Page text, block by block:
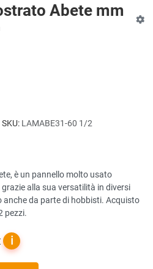
Abete mm
SKU: LAMABE31-60 1/2
è un pannello molto usato
alla sua versatilità in diversi
da parte di hobbisti. Acquisto
pezzi.
ℹ